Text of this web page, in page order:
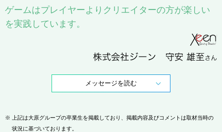
ゲームはプレイヤーよりクリエイターの方が楽しい
を実践しています。
メッセージを読む
※
上記は大原グループの卒業生を掲載しており、掲載内容及びコメントは取材当時の
状況に基づいております。